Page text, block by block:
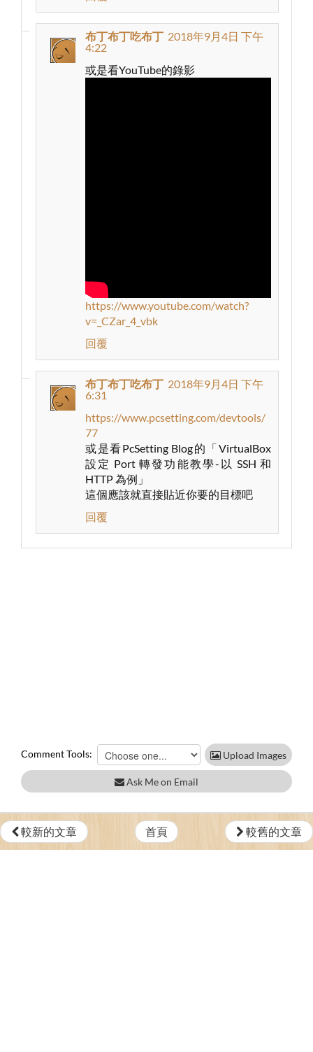
布丁布丁吃布丁 2018年9月4日 下午
4:22
或是看YouTube的錄影
https://www.youtube.com/watch?
v=_CZar_4_vbk
回覆
布丁布丁吃布丁 2018年9月4日 下午
6:31
https://www.pcsetting.com/devtools/
77
或是看PcSetting Blog的「VirtualBox
設定 Port 轉發功能教學-以 SSH 和
HTTP 為例」
這個應該就直接貼近你要的目標吧
回覆
Comment Tools: Upload Images
Ask Me on Email
較新的文章 首頁 較舊的文章